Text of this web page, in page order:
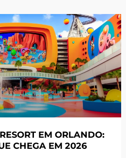
EM ORLANDO:
CHEGA EM 2026